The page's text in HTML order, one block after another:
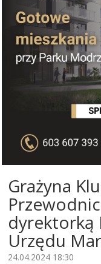
Grażyna
dyrektorką
Urzędu
24.04.2024 18:30